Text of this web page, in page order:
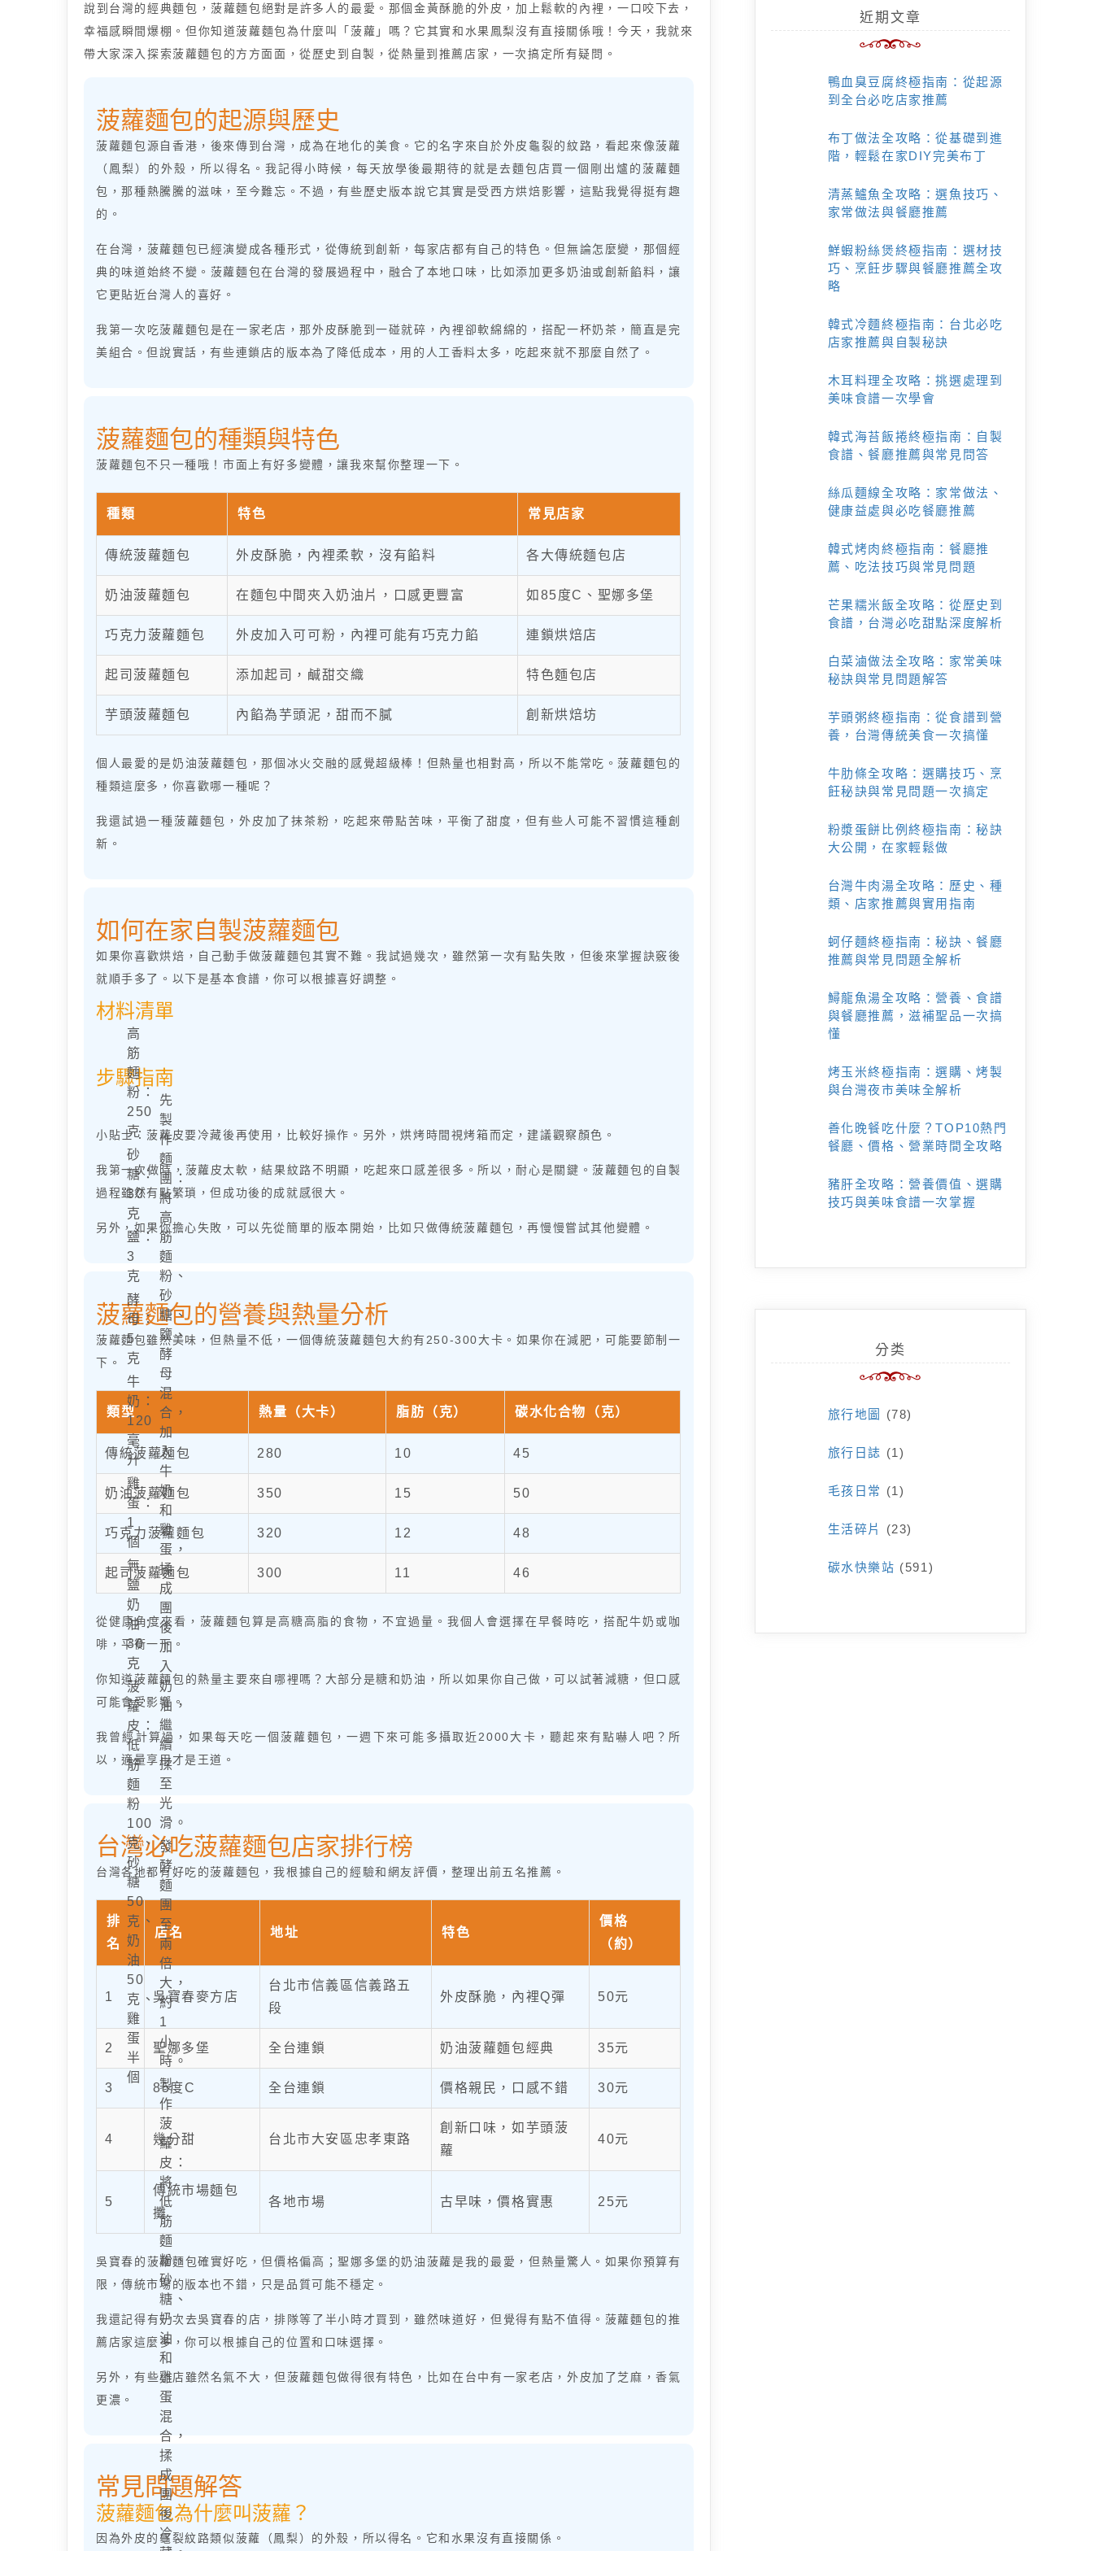
說到台灣的經典麵包，菠蘿麵包絕對是許多人的最愛。那個金黃酥脆的外皮，加上鬆軟的內裡，一口咬下去，
幸福感瞬間爆棚。但你知道菠蘿麵包為什麼叫「菠蘿」嗎？它其實和水果鳳梨沒有直接關係哦！今天，我就來
帶大家深入探索菠蘿麵包的方方面面，從歷史到自製，從熱量到推薦店家，一次搞定所有疑問。
菠蘿麵包的起源與歷史
菠蘿麵包源自香港，後來傳到台灣，成為在地化的美食。它的名字來自於外皮龜裂的紋路，看起來像菠蘿
（鳳梨）的外殼，所以得名。我記得小時候，每天放學後最期待的就是去麵包店買一個剛出爐的菠蘿麵
包，那種熱騰騰的滋味，至今難忘。不過，有些歷史版本說它其實是受西方烘焙影響，這點我覺得挺有趣
的。
在台灣，菠蘿麵包已經演變成各種形式，從傳統到創新，每家店都有自己的特色。但無論怎麼變，那個經
典的味道始終不變。菠蘿麵包在台灣的發展過程中，融合了本地口味，比如添加更多奶油或創新餡料，讓
它更貼近台灣人的喜好。
我第一次吃菠蘿麵包是在一家老店，那外皮酥脆到一碰就碎，內裡卻軟綿綿的，搭配一杯奶茶，簡直是完
美組合。但說實話，有些連鎖店的版本為了降低成本，用的人工香料太多，吃起來就不那麼自然了。
菠蘿麵包的種類與特色
菠蘿麵包不只一種哦！市面上有好多變體，讓我來幫你整理一下。
種類 特色 常見店家
傳統菠蘿麵包 外皮酥脆，內裡柔軟，沒有餡料 各大傳統麵包店
奶油菠蘿麵包 在麵包中間夾入奶油片，口感更豐富 如85度C、聖娜多堡
巧克力菠蘿麵包 外皮加入可可粉，內裡可能有巧克力餡 連鎖烘焙店
起司菠蘿麵包 添加起司，鹹甜交織 特色麵包店
芋頭菠蘿麵包 內餡為芋頭泥，甜而不膩 創新烘焙坊
個人最愛的是奶油菠蘿麵包，那個冰火交融的感覺超級棒！但熱量也相對高，所以不能常吃。菠蘿麵包的
種類這麼多，你喜歡哪一種呢？
我還試過一種菠蘿麵包，外皮加了抹茶粉，吃起來帶點苦味，平衡了甜度，但有些人可能不習慣這種創
新。
如何在家自製菠蘿麵包
如果你喜歡烘焙，自己動手做菠蘿麵包其實不難。我試過幾次，雖然第一次有點失敗，但後來掌握訣竅後
就順手多了。以下是基本食譜，你可以根據喜好調整。
材料清單
高
筋
麵
粉：
250
克
砂
糖：
30
克
鹽：
3
克
酵
母：
5
克
牛
奶：
120
毫
升
雞
蛋：
1
個
無
鹽
奶
油：
30
克
菠
蘿
皮：
低
筋
麵
粉
100
克、
砂
糖
50
克、
奶
油
50
克、
雞
蛋
半
個
步驟指南
先
製
作
麵
團：
將
高
筋
麵
粉、
砂
糖、
鹽、
酵
母
混
合，
加
入
牛
奶
和
雞
蛋，
揉
成
團
後
加
入
奶
油，
繼
續
揉
至
光
滑。
發
酵
麵
團
至
兩
倍
大，
約
1
小
時。
製
作
菠
蘿
皮：
將
低
筋
麵
粉、
砂
糖、
奶
油
和
雞
蛋
混
合，
揉
成
團
後
冷
小貼士：菠蘿皮要冷藏後再使用，比較好操作。另外，烘烤時間視烤箱而定，建議觀察顏色。
我第一次做時，菠蘿皮太軟，結果紋路不明顯，吃起來口感差很多。所以，耐心是關鍵。菠蘿麵包的自製
過程雖然有點繁瑣，但成功後的成就感很大。
另外，如果你擔心失敗，可以先從簡單的版本開始，比如只做傳統菠蘿麵包，再慢慢嘗試其他變體。
菠蘿麵包的營養與熱量分析
菠蘿麵包雖然美味，但熱量不低，一個傳統菠蘿麵包大約有250-300大卡。如果你在減肥，可能要節制一
下。
類型 熱量（大卡） 脂肪（克） 碳水化合物（克）
傳統菠蘿麵包 280 10 45
奶油菠蘿麵包 350 15 50
巧克力菠蘿麵包 320 12 48
起司菠蘿麵包 300 11 46
從健康角度來看，菠蘿麵包算是高糖高脂的食物，不宜過量。我個人會選擇在早餐時吃，搭配牛奶或咖
啡，平衡一下。
你知道菠蘿麵包的熱量主要來自哪裡嗎？大部分是糖和奶油，所以如果你自己做，可以試著減糖，但口感
可能會受影響。
我曾經計算過，如果每天吃一個菠蘿麵包，一週下來可能多攝取近2000大卡，聽起來有點嚇人吧？所
以，適量享用才是王道。
台灣必吃菠蘿麵包店家排行榜
台灣各地都有好吃的菠蘿麵包，我根據自己的經驗和網友評價，整理出前五名推薦。
排
名
店名 地址 特色
價格
（約）
1 吳寶春麥方店
台北市信義區信義路五
段
外皮酥脆，內裡Q彈 50元
2 聖娜多堡 全台連鎖 奶油菠蘿麵包經典 35元
3 85度C 全台連鎖 價格親民，口感不錯 30元
4 幾分甜 台北市大安區忠孝東路
創新口味，如芋頭菠
蘿
40元
5
傳統市場麵包
攤
各地市場 古早味，價格實惠 25元
吳寶春的菠蘿麵包確實好吃，但價格偏高；聖娜多堡的奶油菠蘿是我的最愛，但熱量驚人。如果你預算有
限，傳統市場的版本也不錯，只是品質可能不穩定。
我還記得有一次去吳寶春的店，排隊等了半小時才買到，雖然味道好，但覺得有點不值得。菠蘿麵包的推
薦店家這麼多，你可以根據自己的位置和口味選擇。
另外，有些小店雖然名氣不大，但菠蘿麵包做得很有特色，比如在台中有一家老店，外皮加了芝麻，香氣
更濃。
常見問題解答
菠蘿麵包為什麼叫菠蘿？
因為外皮的龜裂紋路類似菠蘿（鳳梨）的外殼，所以得名。它和水果沒有直接關係。
近期文章
鴨血臭豆腐終極指南：從起源
到全台必吃店家推薦
布丁做法全攻略：從基礎到進
階，輕鬆在家DIY完美布丁
清蒸鱸魚全攻略：選魚技巧、
家常做法與餐廳推薦
鮮蝦粉絲煲終極指南：選材技
巧、烹飪步驟與餐廳推薦全攻
略
韓式冷麵終極指南：台北必吃
店家推薦與自製秘訣
木耳料理全攻略：挑選處理到
美味食譜一次學會
韓式海苔飯捲終極指南：自製
食譜、餐廳推薦與常見問答
絲瓜麵線全攻略：家常做法、
健康益處與必吃餐廳推薦
韓式烤肉終極指南：餐廳推
薦、吃法技巧與常見問題
芒果糯米飯全攻略：從歷史到
食譜，台灣必吃甜點深度解析
白菜滷做法全攻略：家常美味
秘訣與常見問題解答
芋頭粥終極指南：從食譜到營
養，台灣傳統美食一次搞懂
牛肋條全攻略：選購技巧、烹
飪秘訣與常見問題一次搞定
粉漿蛋餅比例終極指南：秘訣
大公開，在家輕鬆做
台灣牛肉湯全攻略：歷史、種
類、店家推薦與實用指南
蚵仔麵終極指南：秘訣、餐廳
推薦與常見問題全解析
鱘龍魚湯全攻略：營養、食譜
與餐廳推薦，滋補聖品一次搞
懂
烤玉米終極指南：選購、烤製
與台灣夜市美味全解析
善化晚餐吃什麼？TOP10熱門
餐廳、價格、營業時間全攻略
豬肝全攻略：營養價值、選購
技巧與美味食譜一次掌握
分类
旅行地圖 (78)
旅行日誌 (1)
毛孩日常 (1)
生活碎片 (23)
碳水快樂站 (591)